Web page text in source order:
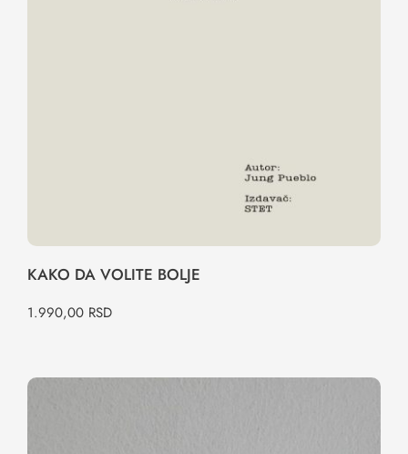
KAKO DA VOLITE BOLJE
1.990,00 RSD